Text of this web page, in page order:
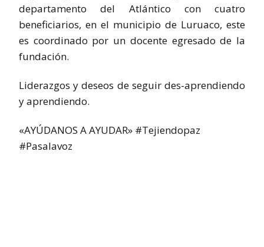
departamento del Atlántico con cuatro
beneficiarios, en el municipio de Luruaco, este
es coordinado por un docente egresado de la
fundación.
Liderazgos y deseos de seguir des-aprendiendo
y aprendiendo.
«AYÚDANOS A AYUDAR» #Tejiendopaz
#Pasalavoz